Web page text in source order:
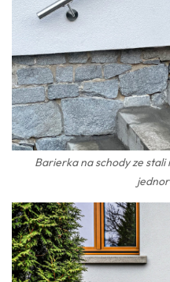
Barierka na schody ze